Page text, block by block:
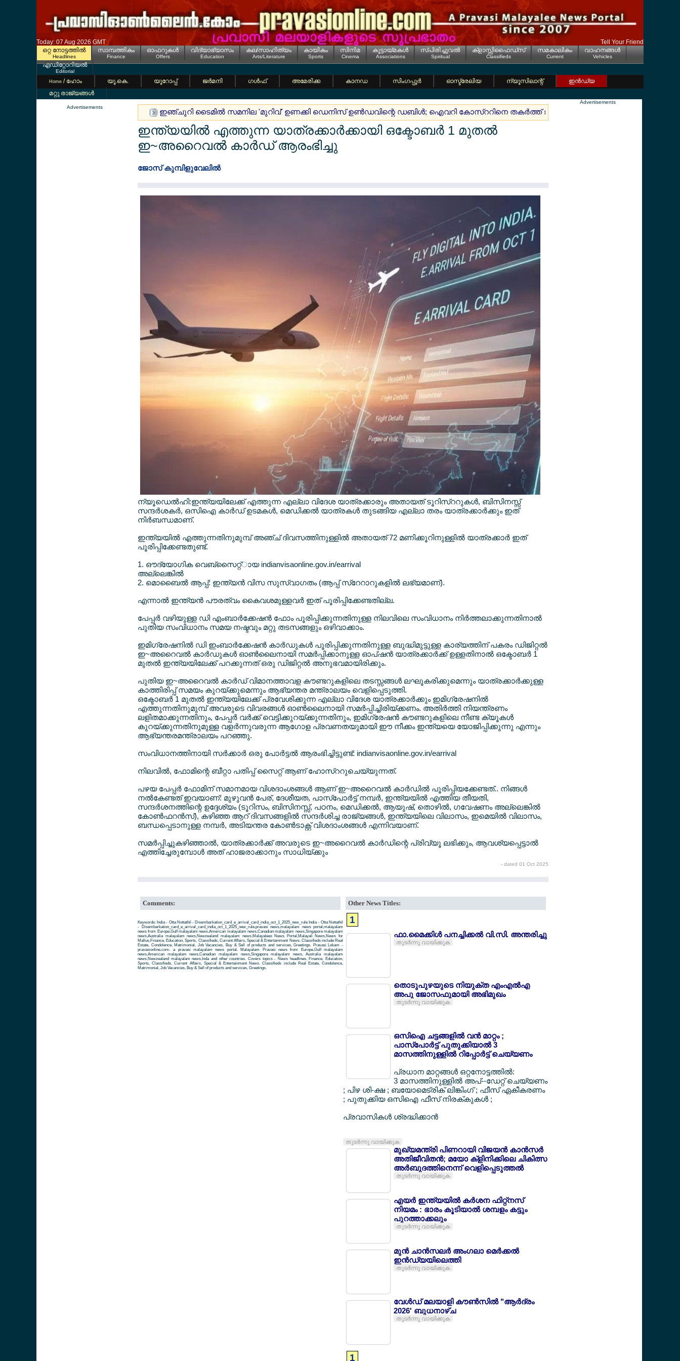
Today: 07 Aug 2026 GMT
Tell Your Friend
ഒറ്റ നോട്ടത്തില്‍
Headlines
സാമ്പത്തികം
Finance
ഓഫറുകള്‍
Offers
വിദ്യാഭ്യാസം
Education
കല/സാഹിത്യം
Arts/Literature
കായികം
Sports
സിനിമ
Cinema
കൂട്ടായ്മകള്‍
Associations
സ്പിരിച്ചുവല്‍
Spiritual
ക്ളാസ്സിഫൈഡ്സ്
Classifieds
സമകാലികം
Current
വാഹനങ്ങള്‍
Vehicles
എഡിറ്റോറിയല്‍
Editorial
Home / ഹോം യൂ.കെ. യൂറോപ്പ് ജര്‍മനി ഗള്‍ഫ് അമേരിക്ക കാനഡ സിംഗപ്പൂര്‍ ഓസ്ട്രേലിയ ന്യൂസിലാന്റ്
ഇന്‍ഡ്യ
മറ്റു രാജ്യങ്ങള്‍
Advertisements
ഇഞ്ചുറി ടൈമില്‍ സമനില 'മുറിവ്' ഉണക്കി ഡെനിസ് ഉണ്‍ഡവിന്റെ ഡബിള്‍; ഐവറി കോസ്ററിനെ തകര്‍ത്ത് ജര്‍മനിക്ക് ആവേശജയം
ഇന്ത്യയില്‍ എത്തുന്ന യാത്രക്കാര്‍ക്കായി ഒക്ടോബര്‍ 1 മുതല്‍
ഇ~അറൈവല്‍ കാര്‍ഡ് ആരംഭിച്ചു
ജോസ് കുമ്പിളുവേലില്‍
ന്യൂഡെല്‍ഹി:ഇന്ത്യയിലേക്ക് എത്തുന്ന എല്ലാ വിദേശ യാത്രക്കാരും അതായത് ടൂറിസ്ററുകള്‍, ബിസിനസ്സ്
സന്ദര്‍ശകര്‍, ഒസിഐ കാര്‍ഡ് ഉടമകള്‍, മെഡിക്കല്‍ യാത്രകള്‍ തുടങ്ങിയ എല്ലാ തരം യാത്രക്കാര്‍ക്കും ഇത്
നിര്‍ബന്ധമാണ്.
ഇന്ത്യയില്‍ എത്തുന്നതിനുമുമ്പ് അഞ്ച് ദിവസത്തിനുള്ളില്‍ അതായത് 72 മണിക്കൂറിനുള്ളില്‍ യാത്രക്കാര്‍ ഇത്
പൂരിപ്പിക്കേണ്ടതുണ്ട്.
1. ഔദ്യോഗിക വെബ്സൈറ്റ്ായ indianvisaonline.gov.in/earrival
അല്ലെങ്കില്‍
2. മൊബൈല്‍ ആപ്പ്: ഇന്ത്യന്‍ വിസ സുസ്വാഗതം (ആപ്പ് സ്റേറാറുകളില്‍ ലഭ്യമാണ്).
എന്നാല്‍ ഇന്ത്യന്‍ പൗരത്വം കൈവശമുള്ളവര്‍ ഇത് പൂരിപ്പിക്കേണ്ടതില്ല.
പേപ്പര്‍ വഴിയുള്ള ഡി എംബാര്‍ക്കേഷന്‍ ഫോം പൂരിപ്പിക്കുന്നതിനുള്ള നിലവിലെ സംവിധാനം നിര്‍ത്തലാക്കുന്നതിനാല്‍
പുതിയ സംവിധാനം സമയ നഷ്ടവും മറ്റു തടസങ്ങളും ഒഴിവാക്കാം.
ഇമിഗ്രേഷനില്‍ ഡി ഇംബാര്‍ക്കേഷന്‍ കാര്‍ഡുകള്‍ പൂരിപ്പിക്കുന്നതിനുള്ള ബുദ്ധിമുട്ടുള്ള കാര്യത്തിന് പകരം ഡിജിറ്റല്‍
ഇ~അറൈവല്‍ കാര്‍ഡുകള്‍ ഓണ്‍ലൈനായി സമര്‍പ്പിക്കാനുള്ള ഓപ്ഷന്‍ യാത്രക്കാര്‍ക്ക് ഉള്ളതിനാല്‍ ഒക്ടോബര്‍ 1
മുതല്‍ ഇന്ത്യയിലേക്ക് പറക്കുന്നത് ഒരു ഡിജിറ്റല്‍ അനുഭവമായിരിക്കും.
പുതിയ ഇ~അറൈവല്‍ കാര്‍ഡ് വിമാനത്താവള കൗണ്ടറുകളിലെ തടസ്സങ്ങള്‍ ലഘൂകരിക്കുമെന്നും യാത്രക്കാര്‍ക്കുള്ള
കാത്തിരിപ്പ് സമയം കുറയ്ക്കുമെന്നും ആഭ്യന്തര മന്ത്രാലയം വെളിപ്പെടുത്തി.
ഒക്ടോബര്‍ 1 മുതല്‍ ഇന്ത്യയിലേക്ക് പ്രവേശിക്കുന്ന എല്ലാ വിദേശ യാത്രക്കാര്‍ക്കും ഇമിഗ്രേഷനില്‍
എത്തുന്നതിനുമുമ്പ് അവരുടെ വിവരങ്ങള്‍ ഓണ്‍ലൈനായി സമര്‍പ്പിച്ചിരിയ്ക്കണം. അതിര്‍ത്തി നിയന്ത്രണം
ലളിതമാക്കുന്നതിനും, പേപ്പര്‍ വര്‍ക്ക് വെട്ടിക്കുറയ്ക്കുന്നതിനും, ഇമിഗ്രേഷന്‍ കൗണ്ടറുകളിലെ നീണ്ട ക്യൂകള്‍
കുറയ്ക്കുന്നതിനുമുള്ള വളര്‍ന്നുവരുന്ന ആഗോള പ്രവണതയുമായി ഈ നീക്കം ഇന്ത്യയെ യോജിപ്പിക്കുന്നു എന്നും
ആഭ്യന്തരമന്ത്രാലയം പറഞ്ഞു.
സംവിധാനത്തിനായി സര്‍ക്കാര്‍ ഒരു പോര്‍ട്ടല്‍ ആരംഭിച്ചിട്ടുണ്ട്: indianvisaonline.gov.in/earrival
നിലവില്‍, ഫോമിന്റെ ബീറ്റാ പതിപ്പ് സൈറ്റ് ആണ് ഹോസ്ററുചെയ്യുന്നത്.
പഴയ പേപ്പര്‍ ഫോമിന് സമാനമായ വിശദാംശങ്ങള്‍ ആണ് ഇ~അറൈവല്‍ കാര്‍ഡില്‍ പൂരിപ്പിയക്കേണ്ടത്.. നിങ്ങള്‍
നല്‍കേണ്ടത് ഇവയാണ്: മുഴുവന്‍ പേര്, ദേശീയത, പാസ്പോര്‍ട്ട് നമ്പര്‍, ഇന്ത്യയില്‍ എത്തിയ തീയതി,
സന്ദര്‍ശനത്തിന്റെ ഉദ്ദേശ്യം (ടൂറിസം, ബിസിനസ്സ്, പഠനം, മെഡിക്കല്‍, ആയുഷ്, തൊഴില്‍, ഗവേഷണം അല്ലെങ്കില്‍
കോണ്‍ഫറന്‍സ്), കഴിഞ്ഞ ആറ് ദിവസങ്ങളില്‍ സന്ദര്‍ശിച്ച രാജ്യങ്ങള്‍, ഇന്ത്യയിലെ വിലാസം, ഇമെയില്‍ വിലാസം,
ബന്ധപ്പെടാനുള്ള നമ്പര്‍, അടിയന്തര കോണ്‍ടാക്റ്റ് വിശദാംശങ്ങള്‍ എന്നിവയാണ്.
സമര്‍പ്പിച്ചുകഴിഞ്ഞാല്‍, യാത്രക്കാര്‍ക്ക് അവരുടെ ഇ~അറൈവല്‍ കാര്‍ഡിന്റെ പ്രിവ്യൂ ലഭിക്കും, ആവശ്യപ്പെട്ടാല്‍
എത്തിച്ചേരുമ്പോള്‍ അത് ഹാജരാക്കാനും സാധിയ്ക്കും
- dated 01 Oct 2025
Comments:
Keywords: India - Otta Nottathil - Disembarkation_card_e_arrival_card_india_oct_1_2025_new_rule India - Otta Nottathil
- Disembarkation_card_e_arrival_card_india_oct_1_2025_new_rule,pravasi news,malayalam news portal,malayalam
news from Europe,Gulf malayalam news,American malayalam news,Canadian malayalam news,Singapore malayalam
news,Australia malayalam news,Newzealand malayalam news,Malayalees News Portal,Malayali News,News for
Mallus,Finance, Education, Sports, Classifieds, Current Affairs, Special & Entertainment News. Classifieds include Real
Estate, Condolence, Matrimonial, Job Vacancies, Buy & Sell of products and services, Greetings. Pravasi Lokam -
pravasionline.com- a pravasi malayalam news portal. Malayalam Pravasi news from Europe,Gulf malayalam
news,American malayalam news,Canadian malayalam news,Singapore malayalam news, Australia malayalam
news,Newzealand malayalam news,Inda and other countries. Covers topics - News headlines, Finance, Education,
Sports, Classifieds, Current Affairs, Special & Entertainment News. Classifieds include Real Estate, Condolence,
Matrimonial, Job Vacancies, Buy & Sell of products and services, Greetings.
Other News Titles:
1
ഫാ.മൈക്കിള്‍ പനച്ചിക്കല്‍ വി.സി. അന്തരിച്ചു
തുടര്‍ന്നു വായിക്കുക
തൊടുപുഴയുടെ നിയുക്ത എംഎല്‍എ
അപു ജോസഫുമായി അഭിമുഖം
തുടര്‍ന്നു വായിക്കുക
ഒസിഐ ചട്ടങ്ങളില്‍ വന്‍ മാറ്റം ;
പാസ്പോര്‍ട്ട് പുതുക്കിയാല്‍ 3
മാസത്തിനുള്ളില്‍ റിപ്പോര്‍ട്ട് ചെയ്യണം
പ്രധാന മാറ്റങ്ങള്‍ ഒറ്റനോട്ടത്തില്‍:
3 മാസത്തിനുള്ളില്‍ അപ്--ഡേറ്റ് ചെയ്യണം
; പിഴ ശി-ക്ഷ ; ബയോമെട്രിക് ലിങ്കിംഗ് ; ഫീസ് ഏകീകരണം
; പുതുക്കിയ ഒസിഐ ഫീസ് നിരക്കുകള്‍ ;
പ്രവാസികള്‍ ശ്രദ്ധിക്കാന്‍
തുടര്‍ന്നു വായിക്കുക
മുഖ്യമന്ത്രി പിണറായി വിജയന്‍ കാന്‍സര്‍
അതിജീവിതന്‍; മയോ ക്ളിനിക്കിലെ ചികിത്സ
അര്‍ബുദത്തിനെന്ന് വെളിപ്പെടുത്തല്‍
തുടര്‍ന്നു വായിക്കുക
എയര്‍ ഇന്ത്യയില്‍ കര്‍ശന ഫിറ്റ്നസ്
നിയമം : ഭാരം കൂടിയാല്‍ ശമ്പളം കട്ടും
പുറത്താക്കലും
തുടര്‍ന്നു വായിക്കുക
മുന്‍ ചാന്‍സലര്‍ അംഗലാ മെര്‍ക്കല്‍
ഇന്‍ഡ്യയിലെത്തി
തുടര്‍ന്നു വായിക്കുക
വേള്‍ഡ് മലയാളി കൗണ്‍സില്‍ "ആര്‍ദ്രം
2026' ബുധനാഴ്ച
തുടര്‍ന്നു വായിക്കുക
1
Advertisements